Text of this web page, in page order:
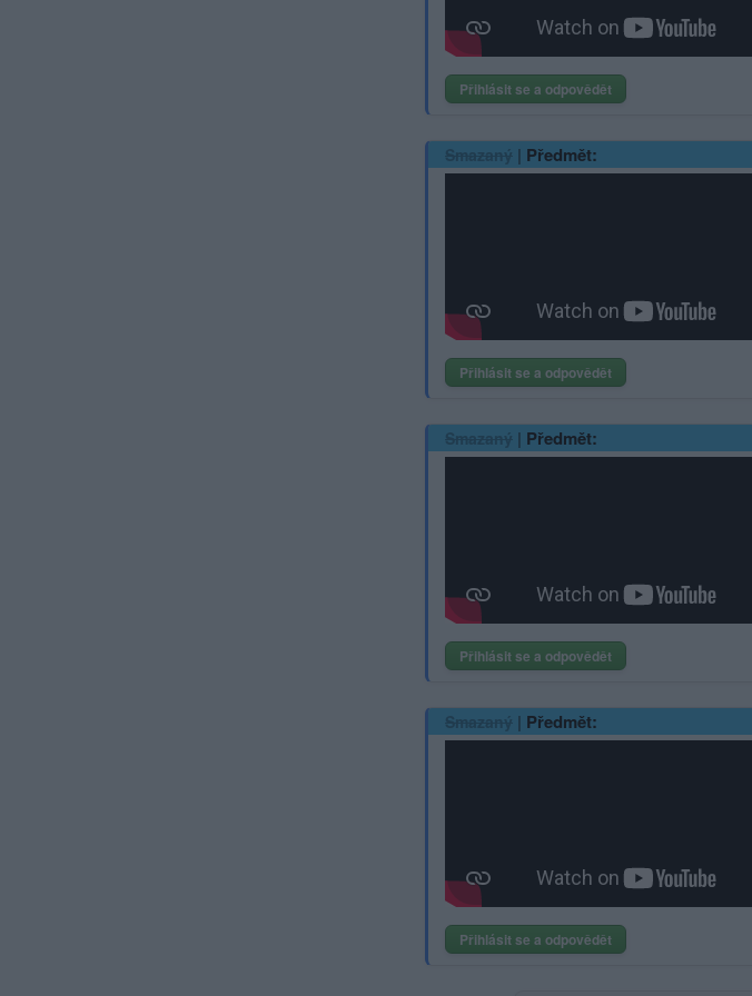
Přihlásit se a odpovědět
Smazaný | Předmět:
Přihlásit se a odpovědět
Smazaný | Předmět:
Přihlásit se a odpovědět
Smazaný | Předmět:
Přihlásit se a odpovědět